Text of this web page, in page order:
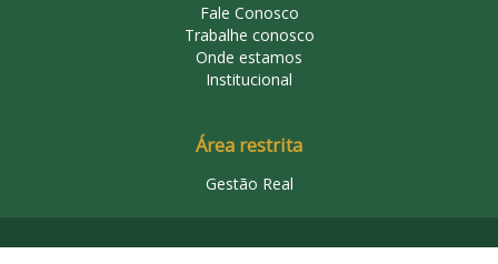
Fale Conosco
Trabalhe conosco
Onde estamos
Institucional
Área restrita
Gestão Real